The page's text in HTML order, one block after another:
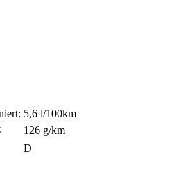
5,6 l/100km
126 g/km
D